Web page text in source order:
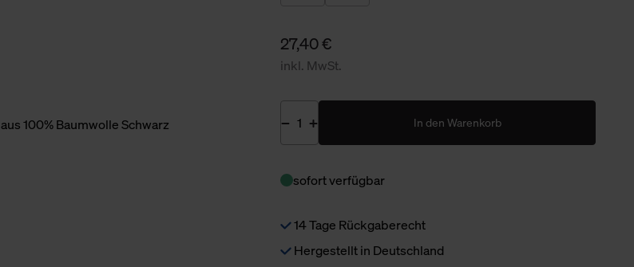
27,40 €
inkl. MwSt.
In den Warenkorb
sofort verfügbar
14 Tage Rückgaberecht
Hergestellt in Deutschland